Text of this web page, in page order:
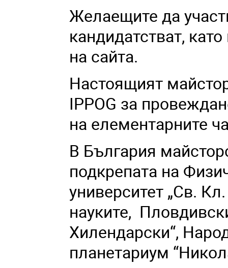
Желаещите да
кандидатстват,
на сайта.
Настоящият
IPPOG за
на елементарните
В България
подкрепата на
университет „Св.
науките,
Хилендарски“,
планетариум